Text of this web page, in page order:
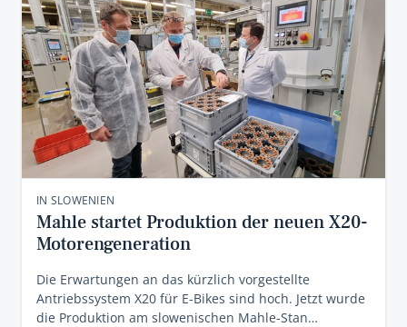
IN SLOWENIEN
Mahle startet Produktion der neuen X20-
Motorengeneration
Die Erwartungen an das kürzlich vorgestellte
Antriebssystem X20 für E-Bikes sind hoch. Jetzt wurde
die Produktion am slowenischen Mahle-Stan…